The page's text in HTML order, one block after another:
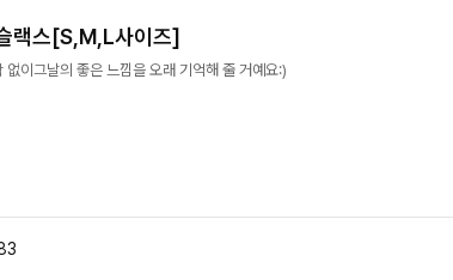
랙스[S,M,L사이즈]
이그날의 좋은 느낌을 오래 기억해 줄 거예요:)